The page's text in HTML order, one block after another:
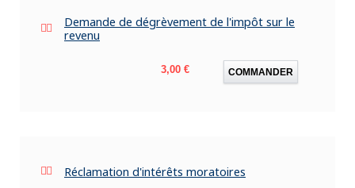
Demande de dégrèvement de l'impôt sur le
revenu
Prix
3,00 € COMMANDER
Réclamation d'intérêts moratoires